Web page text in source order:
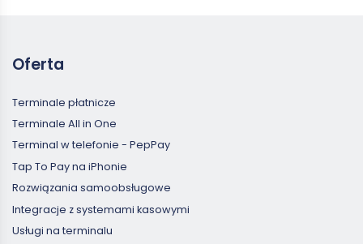
Oferta
Terminale płatnicze
Terminale All in One
Terminal w telefonie - PepPay
Tap To Pay na iPhonie
Rozwiązania samoobsługowe
Integracje z systemami kasowymi
Usługi na terminalu